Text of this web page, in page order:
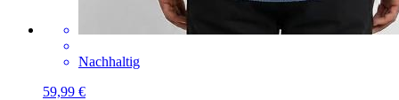
Nachhaltig
59,99 €